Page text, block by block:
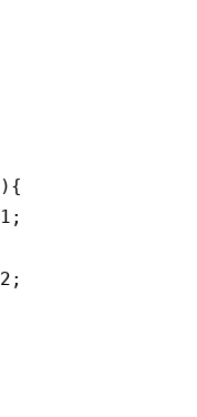
){
1 ;
2 ;